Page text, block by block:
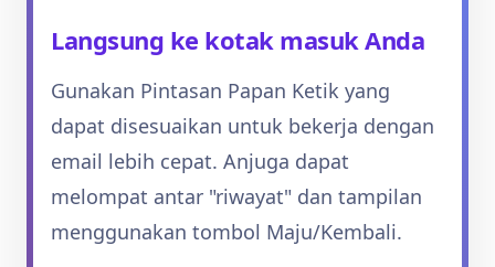
Langsung ke kotak masuk Anda
Gunakan Pintasan Papan Ketik yang
dapat disesuaikan untuk bekerja dengan
email lebih cepat. Anjuga dapat
melompat antar "riwayat" dan tampilan
menggunakan tombol Maju/Kembali.